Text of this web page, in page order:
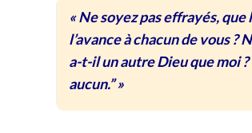
« Ne soyez pas effrayés, que
l’avance à chacun de vous ?
a-​t-​il un autre Dieu que moi ?
aucun.” »